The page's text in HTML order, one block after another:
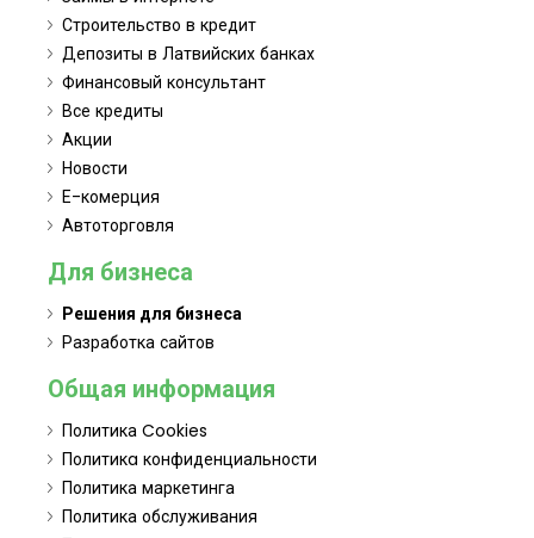
Строительство в кредит
Депозиты в Латвийских банках
Финансовый консультант
Все кредиты
Акции
Новости
Е-комерция
Автоторговля
Для бизнеса
Решения для бизнеса
Разработка сайтов
Общая информация
Политика Cookies
Политикa конфиденциальности
Политика маркетинга
Политика обслуживания